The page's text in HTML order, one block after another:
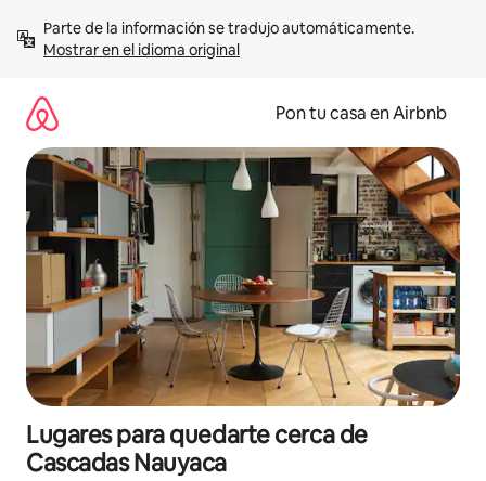
contenidoMostrar en el idioma original
Pon tu casa en Airbnb
Lugares para quedarte cerca de
Cascadas Nauyaca